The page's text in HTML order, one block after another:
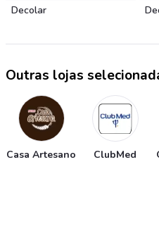
Decolar
Outras lojas
Casa Artesano ClubMed